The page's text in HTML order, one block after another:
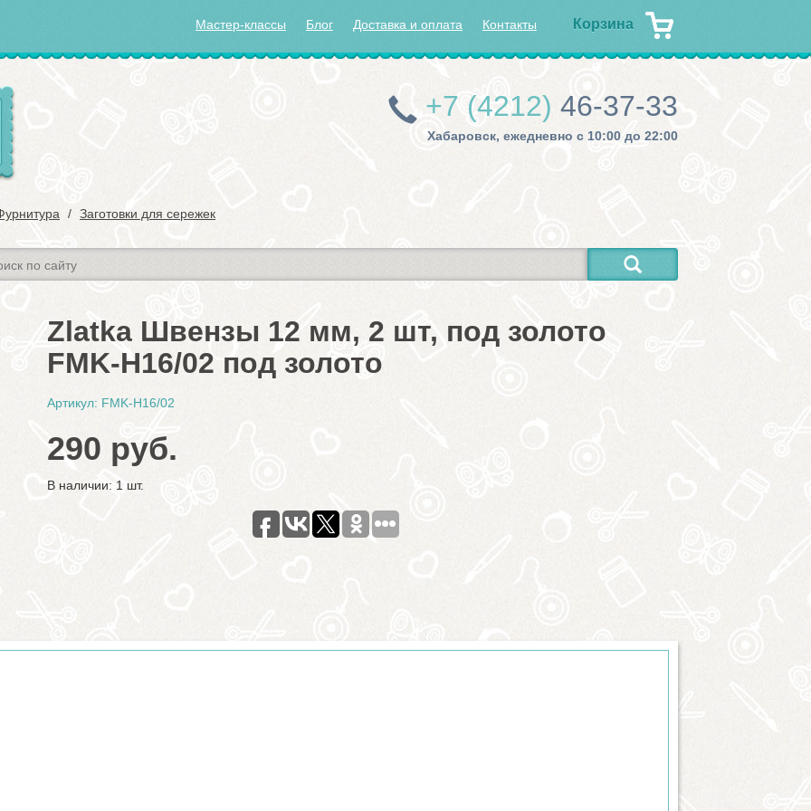
Корзина
Мастер-классы Блог Доставка и оплата Контакты
+7 (4212) 46-37-33
Хабаровск, ежедневно с 10:00 до 22:00
Заготовки для сережек
Zlatka Швензы 12 мм, 2 шт, под золото
FMK-H16/02 под золото
Артикул: FMK-H16/02
290 руб.
В наличии: 1 шт.